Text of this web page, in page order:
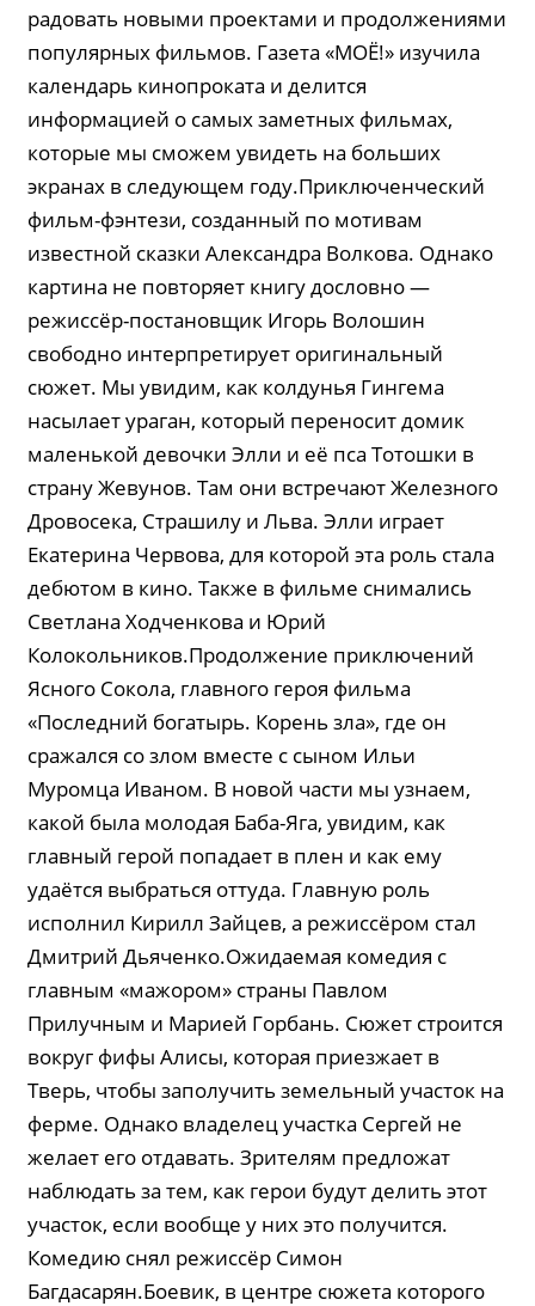
радовать новыми проектами и продолжениями
популярных фильмов. Газета «МОЁ!» изучила
календарь кинопроката и делится
информацией о самых заметных фильмах,
которые мы сможем увидеть на больших
экранах в следующем году.Приключенческий
фильм-фэнтези, созданный по мотивам
известной сказки Александра Волкова. Однако
картина не повторяет книгу дословно —
режиссёр-постановщик Игорь Волошин
свободно интерпретирует оригинальный
сюжет. Мы увидим, как колдунья Гингема
насылает ураган, который переносит домик
маленькой девочки Элли и её пса Тотошки в
страну Жевунов. Там они встречают Железного
Дровосека, Страшилу и Льва. Элли играет
Екатерина Червова, для которой эта роль стала
дебютом в кино. Также в фильме снимались
Светлана Ходченкова и Юрий
Колокольников.Продолжение приключений
Ясного Сокола, главного героя фильма
«Последний богатырь. Корень зла», где он
сражался со злом вместе с сыном Ильи
Муромца Иваном. В новой части мы узнаем,
какой была молодая Баба-Яга, увидим, как
главный герой попадает в плен и как ему
удаётся выбраться оттуда. Главную роль
исполнил Кирилл Зайцев, а режиссёром стал
Дмитрий Дьяченко.Ожидаемая комедия с
главным «мажором» страны Павлом
Прилучным и Марией Горбань. Сюжет строится
вокруг фифы Алисы, которая приезжает в
Тверь, чтобы заполучить земельный участок на
ферме. Однако владелец участка Сергей не
желает его отдавать. Зрителям предложат
наблюдать за тем, как герои будут делить этот
участок, если вообще у них это получится.
Комедию снял режиссёр Симон
Багдасарян.Боевик, в центре сюжета которого